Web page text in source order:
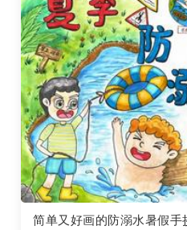
简单又好画的防溺水暑假手